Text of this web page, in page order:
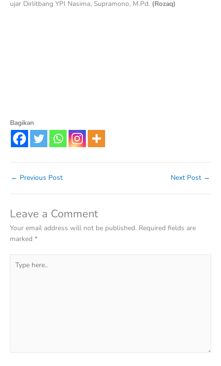
ujar Dirlitbang YPI Nasima, Supramono, M.Pd. (Rozaq)
Bagikan
← Previous Post Next Post →
Leave a Comment
Your email address will not be published. Required fields are
marked *
here..